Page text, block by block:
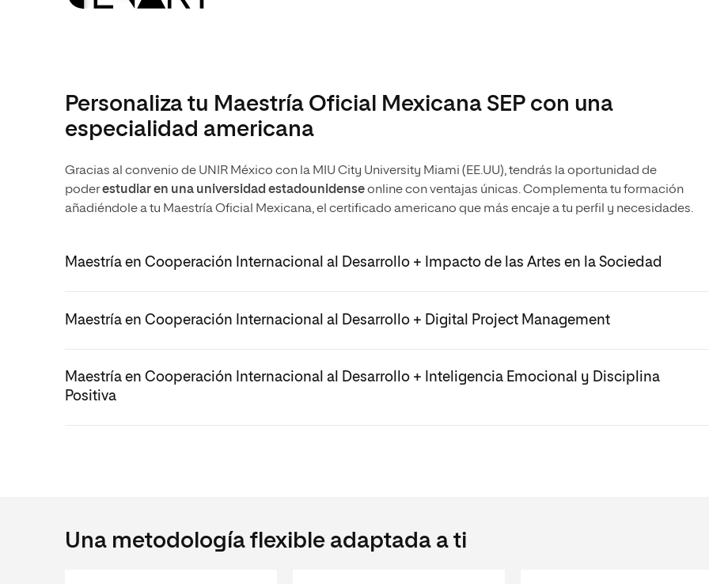
Personaliza tu Maestría Oficial Mexicana SEP con una
especialidad americana
Gracias al convenio de UNIR México con la MIU City University Miami (EE.UU), tendrás la oportunidad de
poderestudiar en una universidad estadounidenseonline con ventajas únicas. Complementa tu formación
añadiéndole a tu Maestría Oficial Mexicana, el certificado americano que más encaje a tu perfil y necesidades.
Maestría en Cooperación Internacional al Desarrollo + Impacto de las Artes en la Sociedad
Maestría en Cooperación Internacional al Desarrollo + Digital Project Management
Maestría en Cooperación Internacional al Desarrollo + Inteligencia Emocional y Disciplina
Positiva
Una metodología flexible adaptada a ti